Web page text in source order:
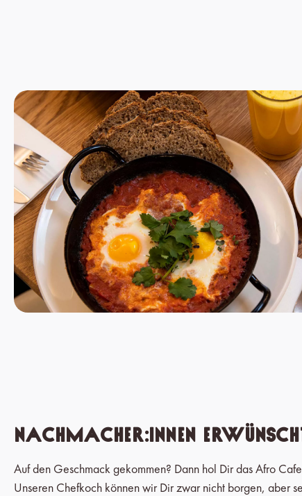
Nachmacher:innen
Auf den Geschmack gekommen? Dann hol Dir das Afro
Unseren Chefkoch können wir Dir zwar nicht borgen, aber